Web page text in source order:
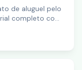
de aluguel pelo
completo com